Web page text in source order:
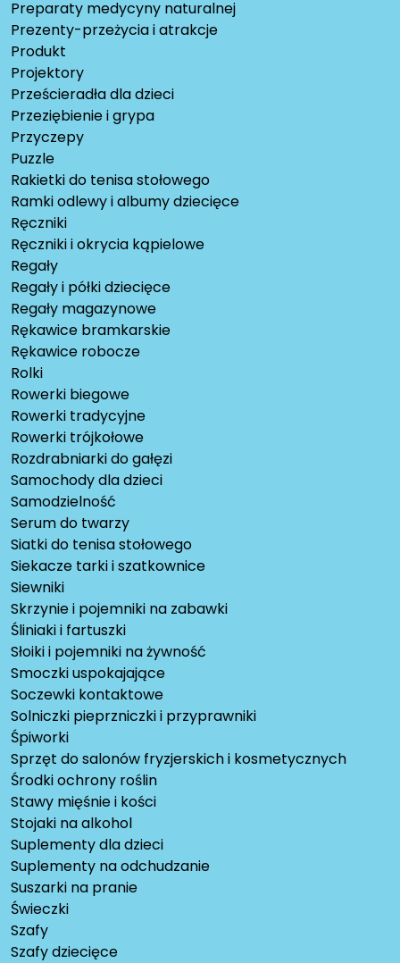
Preparaty medycyny naturalnej
Prezenty-przeżycia i atrakcje
Produkt
Projektory
Prześcieradła dla dzieci
Przeziębienie i grypa
Przyczepy
Puzzle
Rakietki do tenisa stołowego
Ramki odlewy i albumy dziecięce
Ręczniki
Ręczniki i okrycia kąpielowe
Regały
Regały i półki dziecięce
Regały magazynowe
Rękawice bramkarskie
Rękawice robocze
Rolki
Rowerki biegowe
Rowerki tradycyjne
Rowerki trójkołowe
Rozdrabniarki do gałęzi
Samochody dla dzieci
Samodzielność
Serum do twarzy
Siatki do tenisa stołowego
Siekacze tarki i szatkownice
Siewniki
Skrzynie i pojemniki na zabawki
Śliniaki i fartuszki
Słoiki i pojemniki na żywność
Smoczki uspokajające
Soczewki kontaktowe
Solniczki pieprzniczki i przyprawniki
Śpiworki
Sprzęt do salonów fryzjerskich i kosmetycznych
Środki ochrony roślin
Stawy mięśnie i kości
Stojaki na alkohol
Suplementy dla dzieci
Suplementy na odchudzanie
Suszarki na pranie
Świeczki
Szafy
Szafy dziecięce